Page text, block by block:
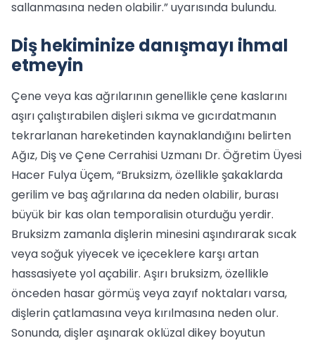
sallanmasına neden olabilir.” uyarısında bulundu.
Diş hekiminize danışmayı ihmal
etmeyin
Çene veya kas ağrılarının genellikle çene kaslarını
aşırı çalıştırabilen dişleri sıkma ve gıcırdatmanın
tekrarlanan hareketinden kaynaklandığını belirten
Ağız, Diş ve Çene Cerrahisi Uzmanı Dr. Öğretim Üyesi
Hacer Fulya Üçem, “Bruksizm, özellikle şakaklarda
gerilim ve baş ağrılarına da neden olabilir, burası
büyük bir kas olan temporalisin oturduğu yerdir.
Bruksizm zamanla dişlerin minesini aşındırarak sıcak
veya soğuk yiyecek ve içeceklere karşı artan
hassasiyete yol açabilir. Aşırı bruksizm, özellikle
önceden hasar görmüş veya zayıf noktaları varsa,
dişlerin çatlamasına veya kırılmasına neden olur.
Sonunda, dişler aşınarak oklüzal dikey boyutun